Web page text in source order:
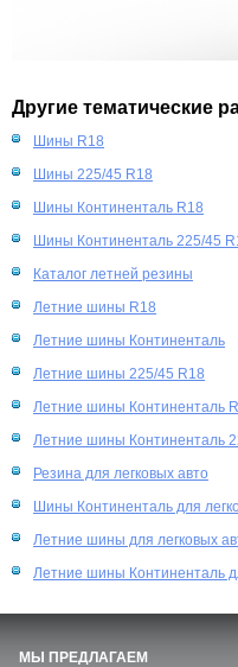
Другие тематические
Шины R18
Шины 225/45 R18
Шины Континенталь R18
Шины Континенталь 225/45
Каталог летней резины
Летние шины R18
Летние шины Континенталь
Летние шины 225/45 R18
Летние шины Континенталь
Летние шины Континенталь
Резина для легковых авто
Шины Континенталь для
Летние шины для легковых
Летние шины Континенталь
МЫ ПРЕДЛАГАЕМ